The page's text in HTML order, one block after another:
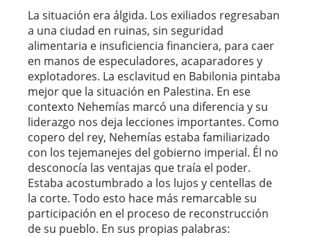
La situación era álgida. Los exiliados regresaban
a una ciudad en ruinas, sin seguridad
alimentaria e insuficiencia financiera, para caer
en manos de especuladores, acaparadores y
explotadores. La esclavitud en Babilonia pintaba
mejor que la situación en Palestina. En ese
contexto Nehemías marcó una diferencia y su
liderazgo nos deja lecciones importantes. Como
copero del rey, Nehemías estaba familiarizado
con los tejemanejes del gobierno imperial. Él no
desconocía las ventajas que traía el poder.
Estaba acostumbrado a los lujos y centellas de
la corte. Todo esto hace más remarcable su
participación en el proceso de reconstrucción
de su pueblo. En sus propias palabras: